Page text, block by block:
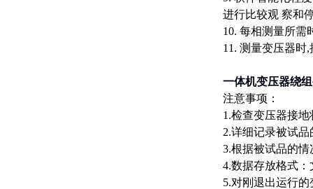
进行比较观 察和
10. 每相测量所需
11. 测量变压器时
一体机变压器绕
注意事项：
1.检查变压器接
2.详细记录被试
3.根据被试品的
4.数据存放格式
5.对刚退出运行